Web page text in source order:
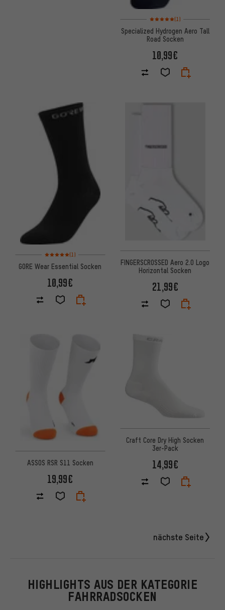
Bewertungen: 5 von 5
(1)
Specialized Hydrogen Aero Tall
Road Socken
10,99€
Bewertungen: 5 von 5 basierend auf 1 Bewertungen
(1)
GORE Wear Essential Socken
10,99€
FINGERSCROSSED Aero 2.0 Logo
Horizontal Socken
21,99€
ASSOS RSR S11 Socken
19,99€
Craft Core Dry High Socken
3er-Pack
14,99€
nächste Seite
HIGHLIGHTS AUS DER KATEGORIE
FAHRRADSOCKEN